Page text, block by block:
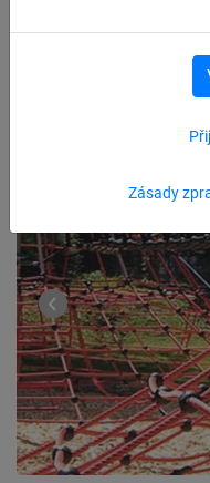
Zásady